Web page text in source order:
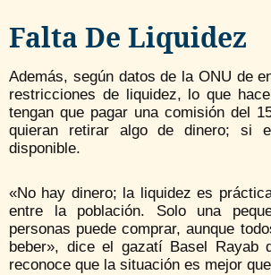
Falta De Liquidez
Además, según datos de la ONU de
restricciones de liquidez, lo que
tengan que pagar una comisión del
quieran retirar algo de dinero; si
disponible.
«No hay dinero; la liquidez es
entre la población. Solo una
personas puede comprar, aunque
beber», dice el gazatí Basel Rayab
reconoce que la situación es mejor